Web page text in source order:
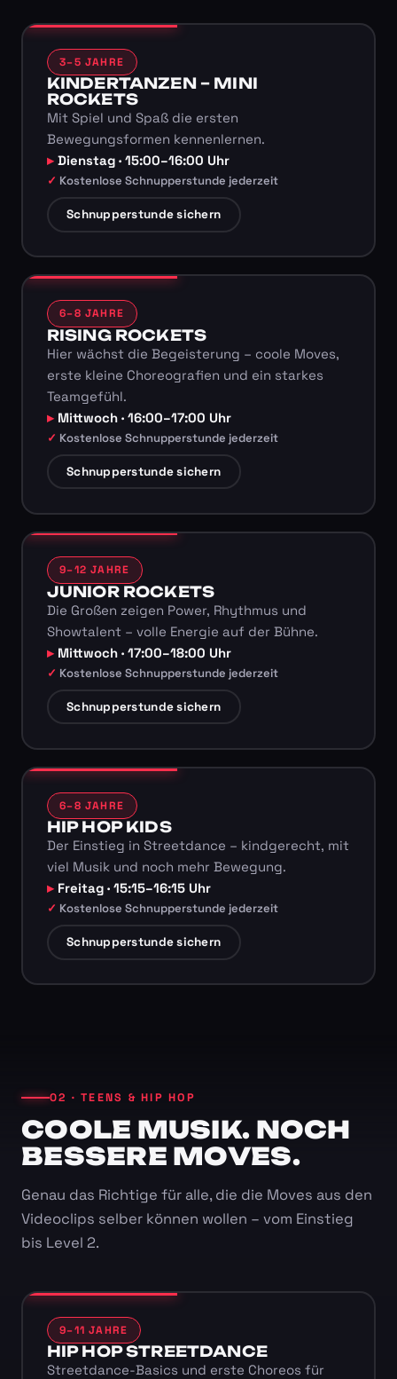
3–5 JAHRE
KINDERTANZEN – MINI
ROCKETS
Mit Spiel und Spaß die ersten
Bewegungsformen kennenlernen.
Dienstag · 15:00–16:00 Uhr
Kostenlose Schnupperstunde jederzeit
Schnupperstunde sichern
6–8 JAHRE
RISING ROCKETS
Hier wächst die Begeisterung – coole Moves,
erste kleine Choreografien und ein starkes
Teamgefühl.
Mittwoch · 16:00–17:00 Uhr
Kostenlose Schnupperstunde jederzeit
Schnupperstunde sichern
9–12 JAHRE
JUNIOR ROCKETS
Die Großen zeigen Power, Rhythmus und
Showtalent – volle Energie auf der Bühne.
Mittwoch · 17:00–18:00 Uhr
Kostenlose Schnupperstunde jederzeit
Schnupperstunde sichern
6–8 JAHRE
HIP HOP KIDS
Der Einstieg in Streetdance – kindgerecht, mit
viel Musik und noch mehr Bewegung.
Freitag · 15:15–16:15 Uhr
Kostenlose Schnupperstunde jederzeit
Schnupperstunde sichern
02 · TEENS & HIP HOP
COOLE MUSIK. NOCH
BESSERE MOVES.
Genau das Richtige für alle, die die Moves aus den
Videoclips selber können wollen – vom Einstieg
bis Level 2.
9–11 JAHRE
HIP HOP STREETDANCE
Streetdance-Basics und erste Choreos für